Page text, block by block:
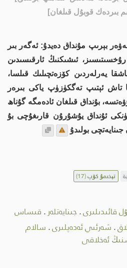
بىردەك قوبۇل قىلغان]
بېرىپ مۇنداق دەيدۇ: ئەگەر بىر
ئىشىكنىڭ ئارقىسىدىن
يەرلەردىن كۆزەتچىلىك قىلسا،
تاش ئېتىپ تەگكۈزۈپ ياكى بىرەر
بۇنداق قىلغان ئادەمگە گۇناھ
ئۇنداق يۇشۇرۇن قارىغۇچى بۇ
بولىدۇ
تېخىمۇ كۆپ(17)
قائىدىلىرى. جىنايەتلەر . قىساس
. شەرئىي ئەدەپلىرى. سالام
ئەخلاقى